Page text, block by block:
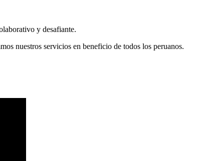
y desafiante.
nuestros servicios en beneficio de todos los peruanos.